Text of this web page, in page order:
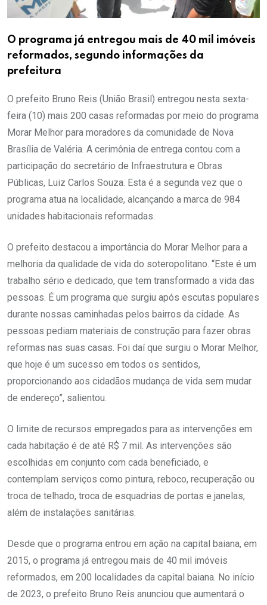
O programa já entregou mais de 40 mil imóveis
reformados, segundo informações da
prefeitura
O prefeito Bruno Reis (União Brasil) entregou nesta sexta-
feira (10) mais 200 casas reformadas por meio do programa
Morar Melhor para moradores da comunidade de Nova
Brasília de Valéria. A cerimônia de entrega contou com a
participação do secretário de Infraestrutura e Obras
Públicas, Luiz Carlos Souza. Esta é a segunda vez que o
programa atua na localidade, alcançando a marca de 984
unidades habitacionais reformadas.
O prefeito destacou a importância do Morar Melhor para a
melhoria da qualidade de vida do soteropolitano. “Este é um
trabalho sério e dedicado, que tem transformado a vida das
pessoas. É um programa que surgiu após escutas populares
durante nossas caminhadas pelos bairros da cidade. As
pessoas pediam materiais de construção para fazer obras
reformas nas suas casas. Foi daí que surgiu o Morar Melhor,
que hoje é um sucesso em todos os sentidos,
proporcionando aos cidadãos mudança de vida sem mudar
de endereço”, salientou.
O limite de recursos empregados para as intervenções em
cada habitação é de até R$ 7 mil. As intervenções são
escolhidas em conjunto com cada beneficiado, e
contemplam serviços como pintura, reboco, recuperação ou
troca de telhado, troca de esquadrias de portas e janelas,
além de instalações sanitárias.
Desde que o programa entrou em ação na capital baiana, em
2015, o programa já entregou mais de 40 mil imóveis
reformados, em 200 localidades da capital baiana. No início
de 2023, o prefeito Bruno Reis anunciou que aumentará o